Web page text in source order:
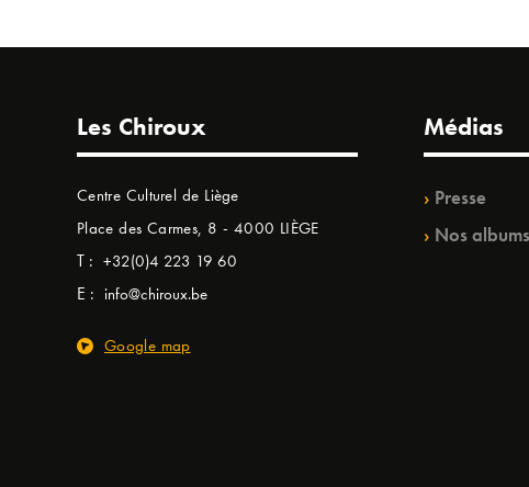
Les Chiroux
Centre Culturel de Liège
Place des Carmes, 8 - 4000 LIÈGE
T : +32(0)4 223 19 60
E : info@chiroux.be
Google map
Médias
Presse
Nos